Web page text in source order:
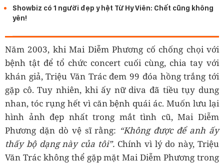
Showbiz có 1 người đẹp y hệt Từ Hy Viên: Chết cũng không
yên!
Năm 2003, khi Mai Diễm Phương cố chống chọi với
bệnh tật để tổ chức concert cuối cùng, chia tay với
khán giả, Triệu Văn Trác đem 99 đóa hồng trắng tới
gặp cô. Tuy nhiên, khi ấy nữ diva đã tiều tụy dung
nhan, tóc rụng hết vì căn bệnh quái ác. Muốn lưu lại
hình ảnh đẹp nhất trong mắt tình cũ, Mai Diễm
Phương dặn dò vệ sĩ rằng: “Không được để anh ấy
thấy bộ dạng này của tôi”. Chính vì lý do này, Triệu
Văn Trác không thể gặp mặt Mai Diễm Phương trong